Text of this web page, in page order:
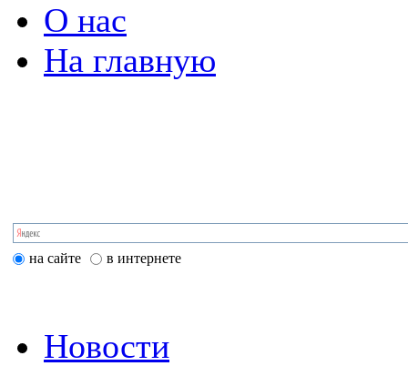
О нас
На главную
на сайте в интернете
Новости